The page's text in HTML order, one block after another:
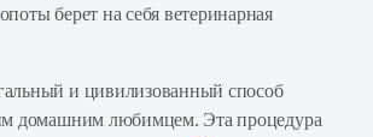
берет на себя ветеринарная
и цивилизованный способ
домашним любимцем. Эта процедура